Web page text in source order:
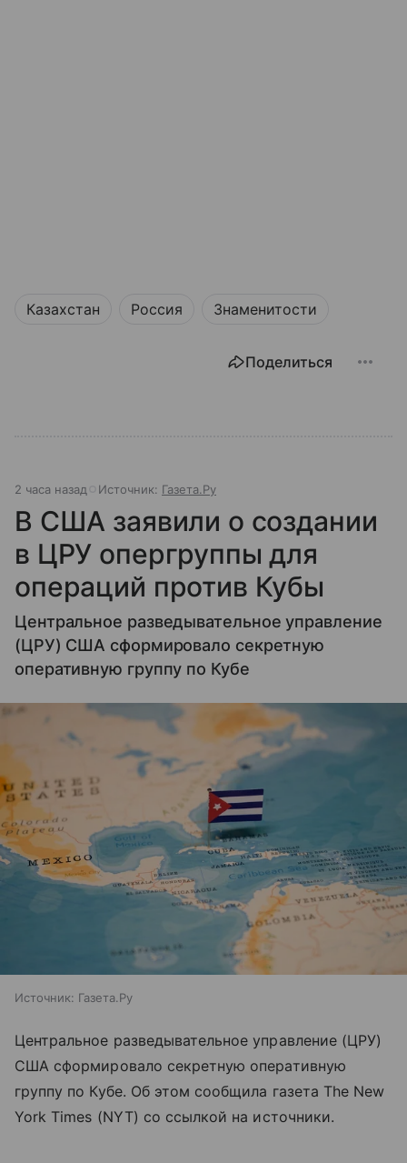
Казахстан Россия Знаменитости
Поделиться
2 часа назад Источник: Газета.Ру
В США заявили о создании
в ЦРУ опергруппы для
операций против Кубы
Центральное разведывательное управление
(ЦРУ) США сформировало секретную
оперативную группу по Кубе
Источник: Газета.Ру
Центральное разведывательное управление (ЦРУ)
США сформировало секретную оперативную
группу по Кубе. Об этом сообщила газета The New
York Times (NYT) со ссылкой на источники.